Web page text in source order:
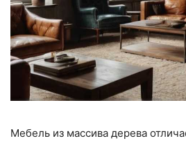
Мебель из массива дерева